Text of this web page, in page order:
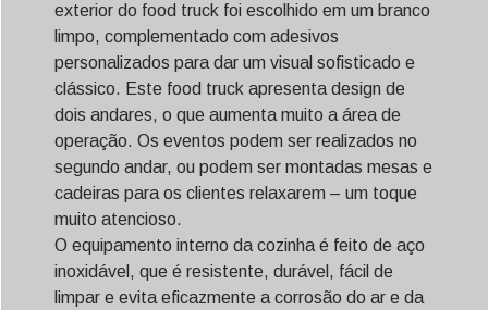
exterior do food truck foi escolhido em um branco
limpo, complementado com adesivos
personalizados para dar um visual sofisticado e
clássico. Este food truck apresenta design de
dois andares, o que aumenta muito a área de
operação. Os eventos podem ser realizados no
segundo andar, ou podem ser montadas mesas e
cadeiras para os clientes relaxarem – um toque
muito atencioso.
O equipamento interno da cozinha é feito de aço
inoxidável, que é resistente, durável, fácil de
limpar e evita eficazmente a corrosão do ar e da